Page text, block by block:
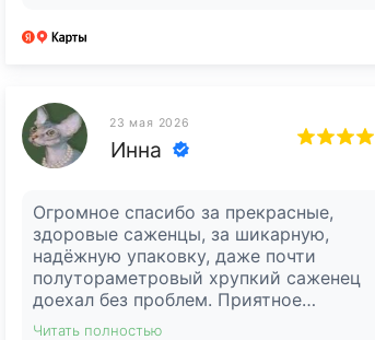
в вашем нелёгком труде.Всем буду
советовать. Вчера 30.06.26 г. получила
консультацию, за советы. Саженцы
превосходные.Еще раз спасибо за ваш
труд,за красоту, которую приносите в
заказывать саженцы.Больших успехов
Вам.
23 мая 2026
Инна
Огромное спасибо за прекрасные,
здоровые саженцы, за шикарную,
надёжную упаковку, даже почти
полутораметровый хрупкий саженец
доехал без проблем. Приятное
общение, быстрая отправка. Нашла
Читать полностью